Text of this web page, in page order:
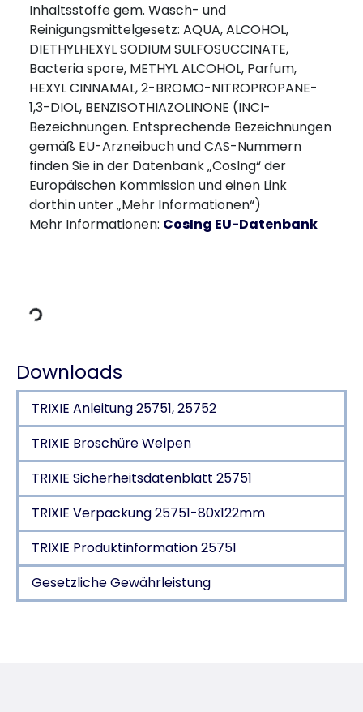
Inhaltsstoffe gem. Wasch- und
Reinigungsmittelgesetz: AQUA, ALCOHOL,
DIETHYLHEXYL SODIUM SULFOSUCCINATE,
Bacteria spore, METHYL ALCOHOL, Parfum,
HEXYL CINNAMAL, 2-BROMO-NITROPROPANE-
1,3-DIOL, BENZISOTHIAZOLINONE (INCI-
Bezeichnungen. Entsprechende Bezeichnungen
gemäß EU-Arzneibuch und CAS-Nummern
finden Sie in der Datenbank „CosIng“ der
Europäischen Kommission und einen Link
dorthin unter „Mehr Informationen“)
​Mehr Informationen: CosIng EU-Datenbank
Downloads
TRIXIE Anleitung 25751, 25752
TRIXIE Broschüre Welpen
TRIXIE Sicherheitsdatenblatt 25751
TRIXIE Verpackung 25751-80x122mm
TRIXIE Produktinformation 25751
Gesetzliche Gewährleistung